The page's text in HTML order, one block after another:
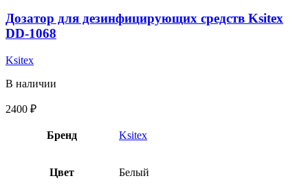
Дозатор для дезинфицирующих средств Ksitex
DD-1068
Ksitex
В наличии
2400 ₽
Бренд Ksitex
Цвет Белый